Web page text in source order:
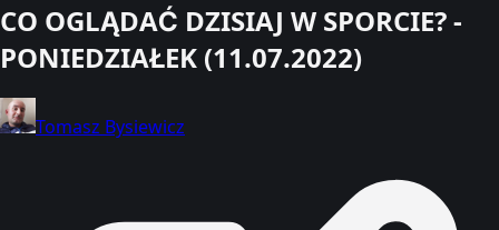
CO OGLĄDAĆ DZISIAJ W SPORCIE? -
PONIEDZIAŁEK (11.07.2022)
Tomasz Bysiewicz